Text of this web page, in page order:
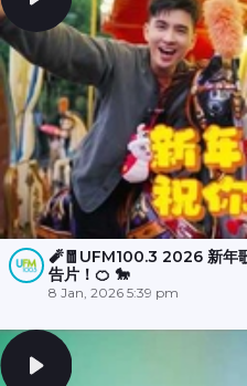
🧨🧧UFM100.3 2026 新
告片！🍊 🐎
8 Jan, 2026 5:39 pm